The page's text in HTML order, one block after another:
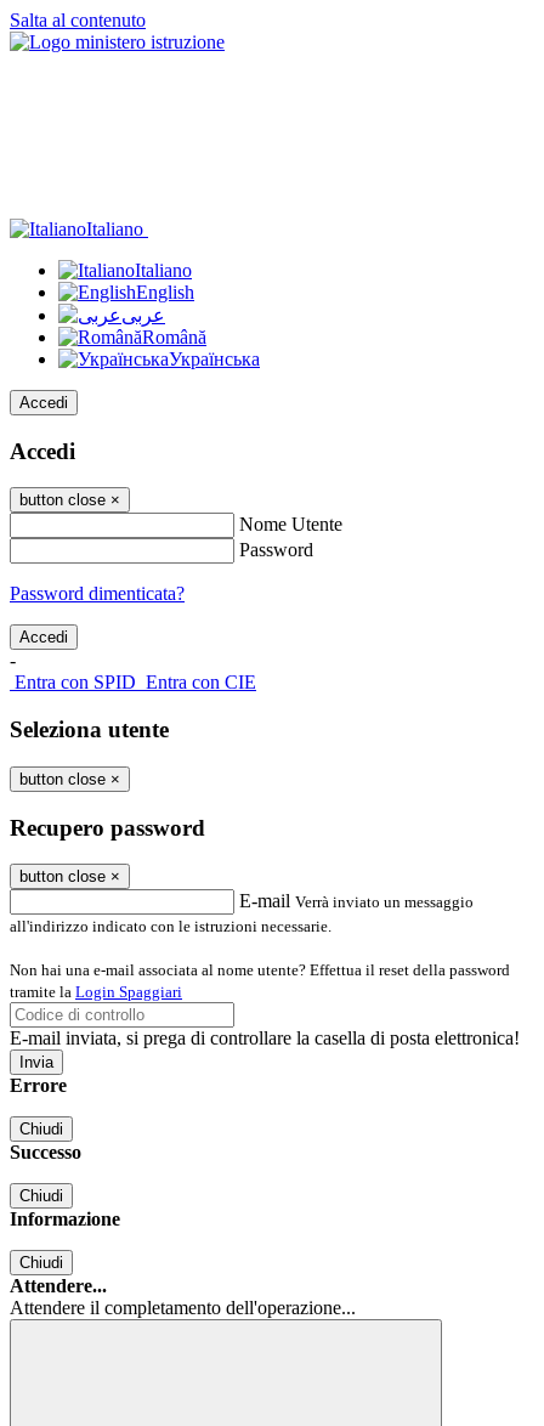
Salta al contenuto
Italiano
Italiano
English
عربى
Română
Українська
Accedi
Accedi
button close ×
Nome Utente
Password
Password dimenticata?
-
Entra con SPID Entra con CIE
Seleziona utente
button close ×
Recupero password
button close ×
E-mail Verrà inviato un messaggio
all'indirizzo indicato con le istruzioni necessarie.
Non hai una e-mail associata al nome utente? Effettua il reset della password
tramite la Login Spaggiari
E-mail inviata, si prega di controllare la casella di posta elettronica!
Errore
Chiudi
Successo
Chiudi
Informazione
Chiudi
Attendere...
Attendere il completamento dell'operazione...